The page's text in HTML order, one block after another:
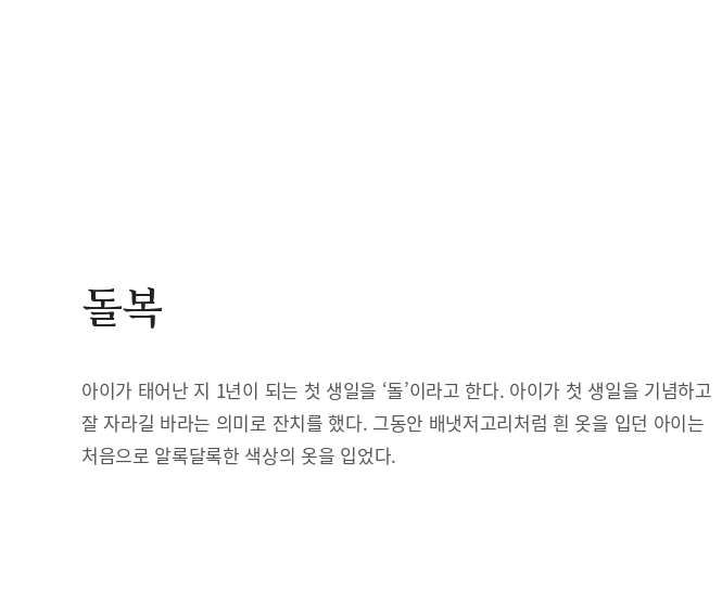
돌복
아이가 태어난 지 1년이 되는 첫 생일을 ‘돌’이라고 한다. 아이가 첫 생일을 기념하고
잘 자라길 바라는 의미로 잔치를 했다. 그동안 배냇저고리처럼 흰 옷을 입던 아이는
처음으로 알록달록한 색상의 옷을 입었다.